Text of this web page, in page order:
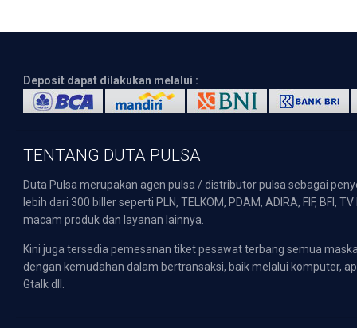
Deposit dapat dilakukan melalui :
TENTANG DUTA PULSA
Duta Pulsa merupakan agen pulsa / distributor pulsa sebagai
lebih dari 300 biller seperti PLN, TELKOM, PDAM, ADIRA, FIF,
macam produk dan layanan lainnya.
Kini juga tersedia pemesanan tiket pesawat terbang semua
dengan kemudahan dalam bertransaksi, baik melalui komputer,
Gtalk dll.